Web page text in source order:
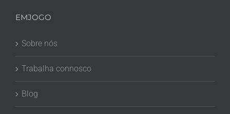
EMJOGO
Sobre nós
Trabalha connosco
Blog